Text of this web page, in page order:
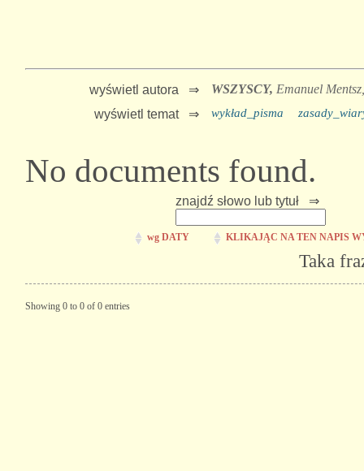
wyświetl autora ⇒ WSZYSCY, Emanuel
wyświetl temat ⇒
wykład_pisma
No documents found.
znajdź słowo lub tytuł ⇒
wg DATY KLIKAJĄC NA TEN NAPIS
Taka
Showing 0 to 0 of 0 entries